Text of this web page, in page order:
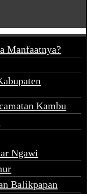
Manfaatnya?
Kambu
Ngawi
Balikpapan